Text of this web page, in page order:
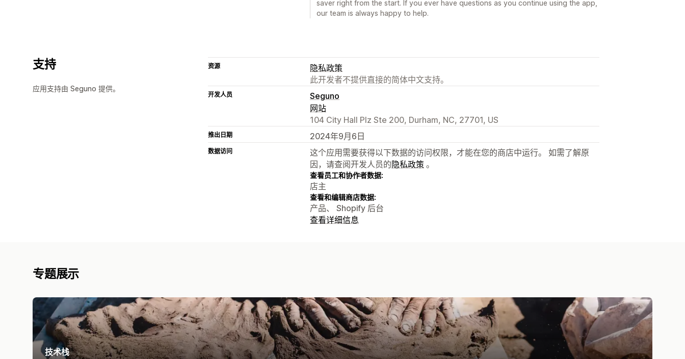
saver right from the start. If you ever have questions as you continue using the app,
our team is always happy to help.
支持
应用支持由 Seguno 提供。
资源
隐私政策
此开发者不提供直接的简体中文支持。
开发人员
Seguno
网站
104 City Hall Plz Ste 200, Durham, NC, 27701, US
推出日期 2024年9月6日
数据访问
这个应用需要获得以下数据的访问权限，才能在您的商店中运行。 如需了解原
因，请查阅开发人员的隐私政策 。
查看员工和协作者数据:
店主
查看和编辑商店数据:
产品、 Shopify 后台
查看详细信息
专题展示
技术栈